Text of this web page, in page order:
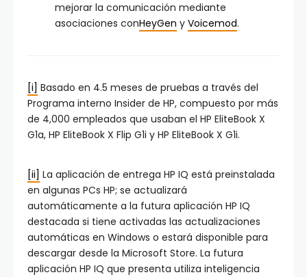
mejorar la comunicación mediante
asociaciones conHeyGen y Voicemod.
[i] Basado en 4.5 meses de pruebas a través del
Programa interno Insider de HP, compuesto por más
de 4,000 empleados que usaban el HP EliteBook X
G1a, HP EliteBook X Flip G1i y HP EliteBook X G1i.
[ii] La aplicación de entrega HP IQ está preinstalada
en algunas PCs HP; se actualizará
automáticamente a la futura aplicación HP IQ
destacada si tiene activadas las actualizaciones
automáticas en Windows o estará disponible para
descargar desde la Microsoft Store. La futura
aplicación HP IQ que presenta utiliza inteligencia